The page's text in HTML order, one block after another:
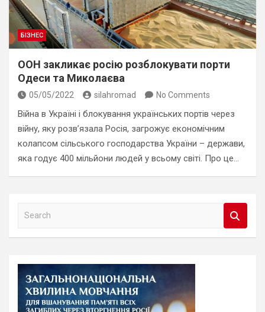
БІЗНЕС
ООН закликає росію розблокувати порти
Одеси та Миколаєва
05/05/2022 silahromad No Comments
Війна в Україні і блокування українських портів через
війну, яку розв’язала Росія, загрожує економічним
колапсом сільського господарства України – держави,
яка годує 400 мільйони людей у всьому світі. Про це…
a